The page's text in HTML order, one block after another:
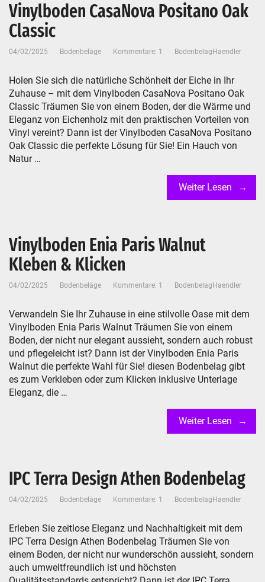
Vinylboden CasaNova Positano Oak
Classic
04/02/2025 Bodenbeläge Kommentare: 1 BodenbelagHaendler
Holen Sie sich die natürliche Schönheit der Eiche in Ihr
Zuhause – mit dem Vinylboden CasaNova Positano Oak
Classic Träumen Sie von einem Boden, der die Wärme und
Eleganz von Eichenholz mit den praktischen Vorteilen von
Vinyl vereint? Dann ist der Vinylboden CasaNova Positano
Oak Classic die perfekte Lösung für Sie! Ein Hauch von
Natur …
Weiter Lesen
Vinylboden Enia Paris Walnut
Kleben & Klicken
04/02/2025 Bodenbeläge Kommentare: 1 BodenbelagHaendler
Verwandeln Sie Ihr Zuhause in eine stilvolle Oase mit dem
Vinylboden Enia Paris Walnut Träumen Sie von einem
Boden, der nicht nur elegant aussieht, sondern auch robust
und pflegeleicht ist? Dann ist der Vinylboden Enia Paris
Walnut die perfekte Wahl für Sie! diesen Bodenbelag gibt
es zum Verkleben oder zum Klicken inklusive Unterlage
Eleganz, die …
Weiter Lesen
IPC Terra Design Athen Bodenbelag
04/02/2025 Bodenbeläge Kommentare: 1 BodenbelagHaendler
Erleben Sie zeitlose Eleganz und Nachhaltigkeit mit dem
IPC Terra Design Athen Bodenbelag Träumen Sie von
einem Boden, der nicht nur wunderschön aussieht, sondern
auch umweltfreundlich ist und höchsten